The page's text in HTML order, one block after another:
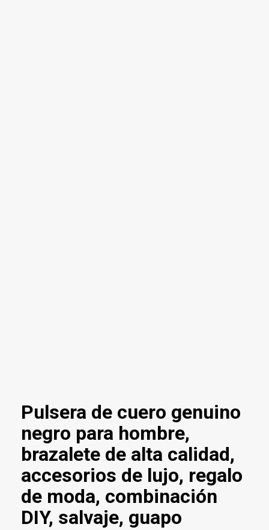
Pulsera de cuero genuino
negro para hombre,
brazalete de alta calidad,
accesorios de lujo, regalo
de moda, combinación
DIY, salvaje, guapo